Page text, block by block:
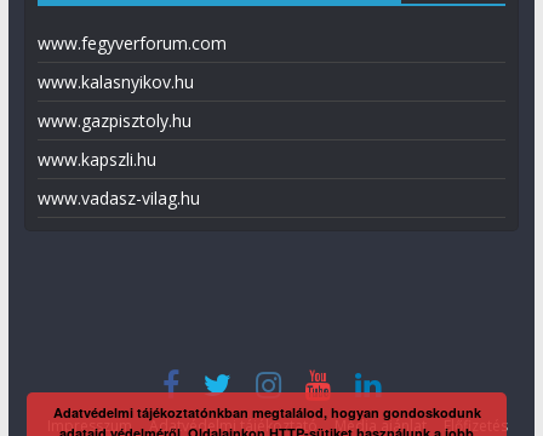
www.fegyverforum.com
www.kalasnyikov.hu
www.gazpisztoly.hu
www.kapszli.hu
www.vadasz-vilag.hu
Impresszum Adatvédelmi tájékoztató Média ajánlat Előfizetés
Adatvédelmi tájékoztatónkban megtalálod, hogyan gondoskodunk